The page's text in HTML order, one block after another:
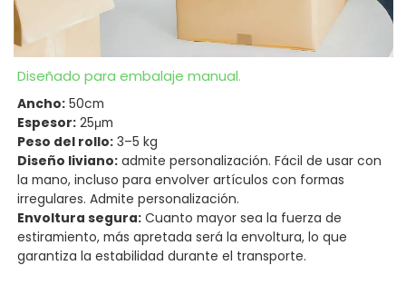
Diseñado para embalaje manual.
Ancho: 50cm
Espesor: 25μm
Peso del rollo: 3–5 kg
Diseño liviano: admite personalización. Fácil de usar con
la mano, incluso para envolver artículos con formas
irregulares. Admite personalización.
Envoltura segura: Cuanto mayor sea la fuerza de
estiramiento, más apretada será la envoltura, lo que
garantiza la estabilidad durante el transporte.